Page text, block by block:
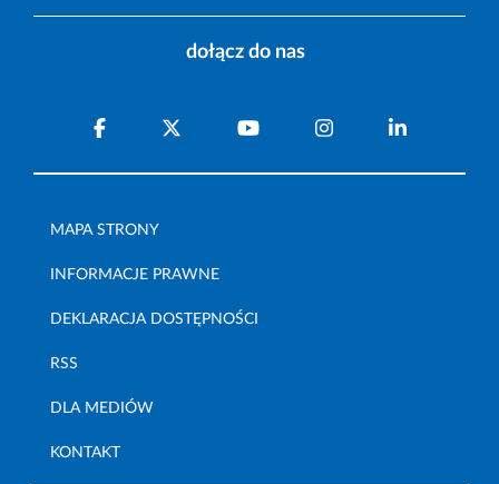
dołącz do nas
MAPA STRONY
INFORMACJE PRAWNE
DEKLARACJA DOSTĘPNOŚCI
RSS
DLA MEDIÓW
KONTAKT